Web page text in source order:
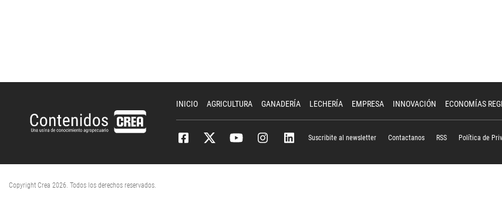
INICIO AGRICULTURA GANADERÍA LECHERÍA EMPRESA INNOVACIÓN ECONOMÍAS
Suscribite al newsletter Contactanos RSS Política de
Copyright Crea 2026. Todos los derechos reservados.